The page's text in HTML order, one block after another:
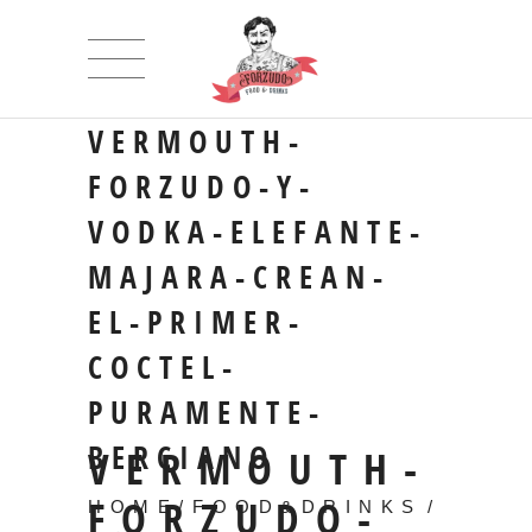
VERMOUTH-
FORZUDO-Y-
VODKA-ELEFANTE-
MAJARA-CREAN-
EL-PRIMER-
COCTEL-
PURAMENTE-
BERCIANO
HOME/ FOOD&DRINKS
/
VERMOUTH-
FORZUDO-